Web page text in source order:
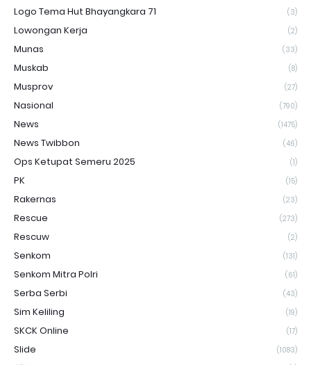
Logo Tema Hut Bhayangkara 71 (3)
Lowongan Kerja (2)
Munas (33)
Muskab (8)
Musprov (27)
Nasional (790)
News (1475)
News Twibbon (46)
Ops Ketupat Semeru 2025 (1)
PK (15)
Rakernas (23)
Rescue (273)
Rescuw (2)
Senkom (131)
Senkom Mitra Polri (61)
Serba Serbi (43)
Sim Keliling (19)
SKCK Online (17)
Slide (1083)